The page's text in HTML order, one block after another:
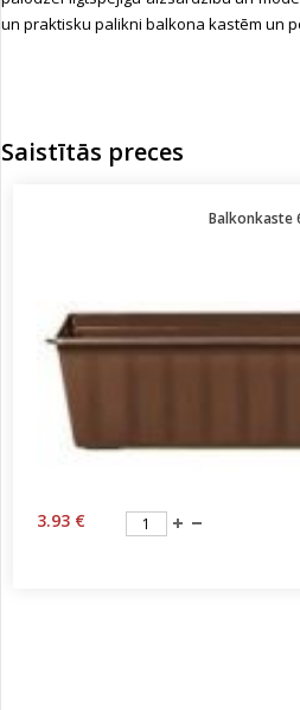
un praktisku palikni balkona kastēm un
Saistītās preces
Balkonkaste
3.93 €